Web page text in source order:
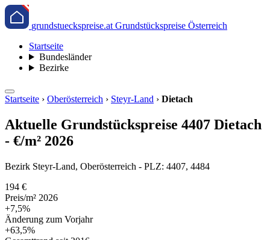
grundstueckspreise.at Grundstückspreise Österreich
Startseite
Bundesländer
Bezirke
Startseite › Oberösterreich › Steyr-Land › Dietach
Aktuelle Grundstückspreise 4407 Dietach
- €/m² 2026
Bezirk Steyr-Land, Oberösterreich - PLZ: 4407, 4484
194 €
Preis/m² 2026
+7,5%
Änderung zum Vorjahr
+63,5%